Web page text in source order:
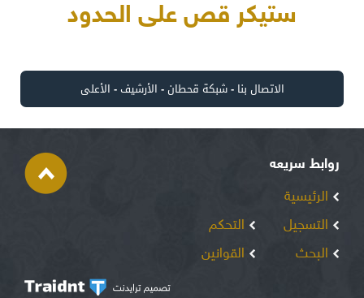
ستيكر قص على الحدود
الاتصال بنا -شبكة قحطان- الأرشيف- الأعلى
روابط سريعه
الرئيسية
التسجيل
البحث
التحكم
القوانين